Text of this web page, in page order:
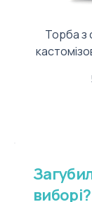
Торба з
виборі?